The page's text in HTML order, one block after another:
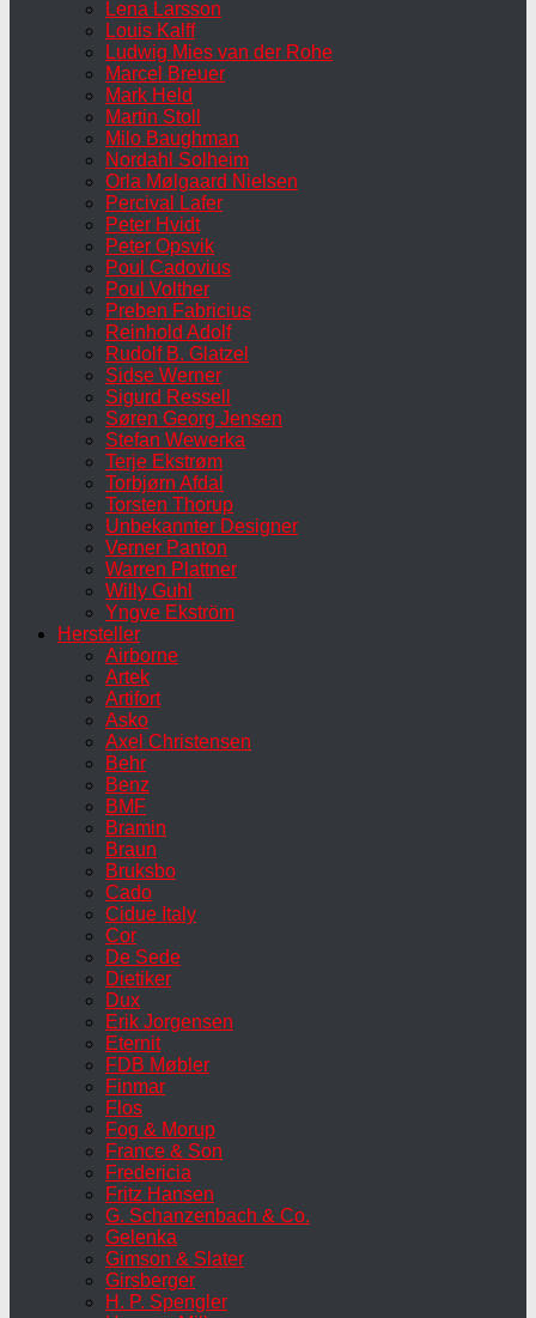
Lena Larsson
Louis Kalff
Ludwig Mies van der Rohe
Marcel Breuer
Mark Held
Martin Stoll
Milo Baughman
Nordahl Solheim
Orla Mølgaard Nielsen
Percival Lafer
Peter Hvidt
Peter Opsvik
Poul Cadovius
Poul Volther
Preben Fabricius
Reinhold Adolf
Rudolf B. Glatzel
Sidse Werner
Sigurd Ressell
Søren Georg Jensen
Stefan Wewerka
Terje Ekstrøm
Torbjørn Afdal
Torsten Thorup
Unbekannter Designer
Verner Panton
Warren Plattner
Willy Guhl
Yngve Ekström
Hersteller
Airborne
Artek
Artifort
Asko
Axel Christensen
Behr
Benz
BMF
Bramin
Braun
Bruksbo
Cado
Cidue Italy
Cor
De Sede
Dietiker
Dux
Erik Jorgensen
Eternit
FDB Møbler
Finmar
Flos
Fog & Morup
France & Son
Fredericia
Fritz Hansen
G. Schanzenbach & Co.
Gelenka
Gimson & Slater
Girsberger
H. P. Spengler